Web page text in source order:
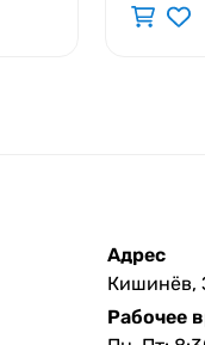
Адрес
Кишинёв,
Рабочее